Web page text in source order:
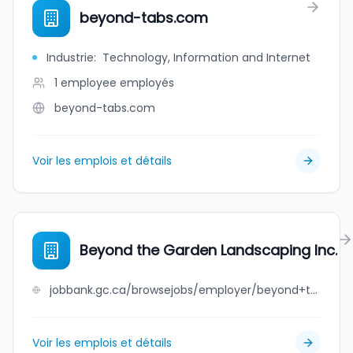
beyond-tabs.com
Industrie: Technology, Information and Internet
1 employee employés
beyond-tabs.com
Voir les emplois et détails
Beyond the Garden Landscaping Inc.
jobbank.gc.ca/browsejobs/employer/beyond+the+garden+landscaping+inc./ca
Voir les emplois et détails